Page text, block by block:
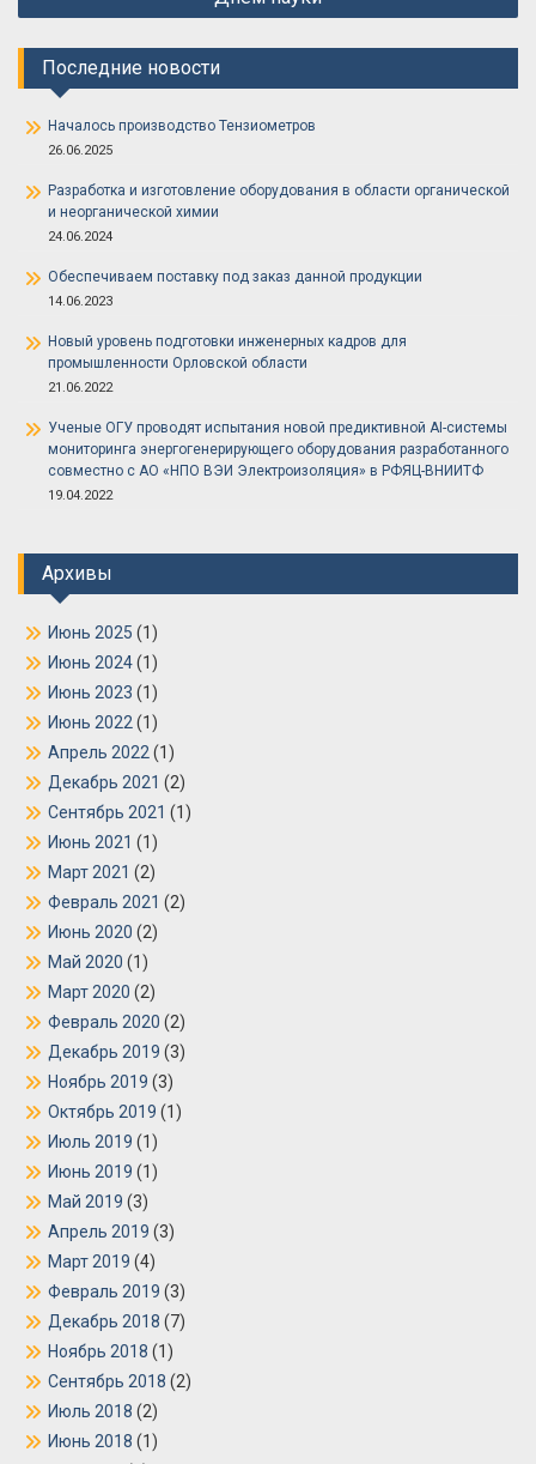
записям
Последние новости
Началось производство Тензиометров
26.06.2025
Разработка и изготовление оборудования в области органической
и неорганической химии
24.06.2024
Обеспечиваем поставку под заказ данной продукции
14.06.2023
Новый уровень подготовки инженерных кадров для
промышленности Орловской области
21.06.2022
Ученые ОГУ проводят испытания новой предиктивной AI-системы
мониторинга энергогенерирующего оборудования разработанного
совместно с АО «НПО ВЭИ Электроизоляция» в РФЯЦ-ВНИИТФ
19.04.2022
Архивы
Июнь 2025 (1)
Июнь 2024(1)
Июнь 2023 (1)
Июнь 2022 (1)
Апрель 2022 (1)
Декабрь 2021 (2)
Сентябрь 2021 (1)
Июнь 2021 (1)
Март 2021 (2)
Февраль 2021 (2)
Июнь 2020 (2)
Май 2020 (1)
Март 2020 (2)
Февраль 2020 (2)
Декабрь 2019 (3)
Ноябрь 2019 (3)
Октябрь 2019 (1)
Июль 2019 (1)
Июнь 2019 (1)
Май 2019 (3)
Апрель 2019 (3)
Март 2019 (4)
Февраль 2019 (3)
Декабрь 2018 (7)
Ноябрь 2018 (1)
Сентябрь 2018 (2)
Июль 2018 (2)
Июнь 2018 (1)